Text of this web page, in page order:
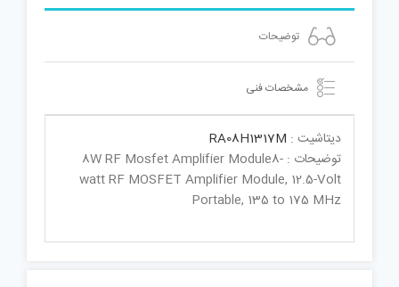
توضیحات
مشخصات فنی
دیتاشیت : RA08H1317M
توضیحات : 8W RF Mosfet Amplifier Module8-
watt RF MOSFET Amplifier Module, 12.5-Volt
Portable, 135 to 175 MHz